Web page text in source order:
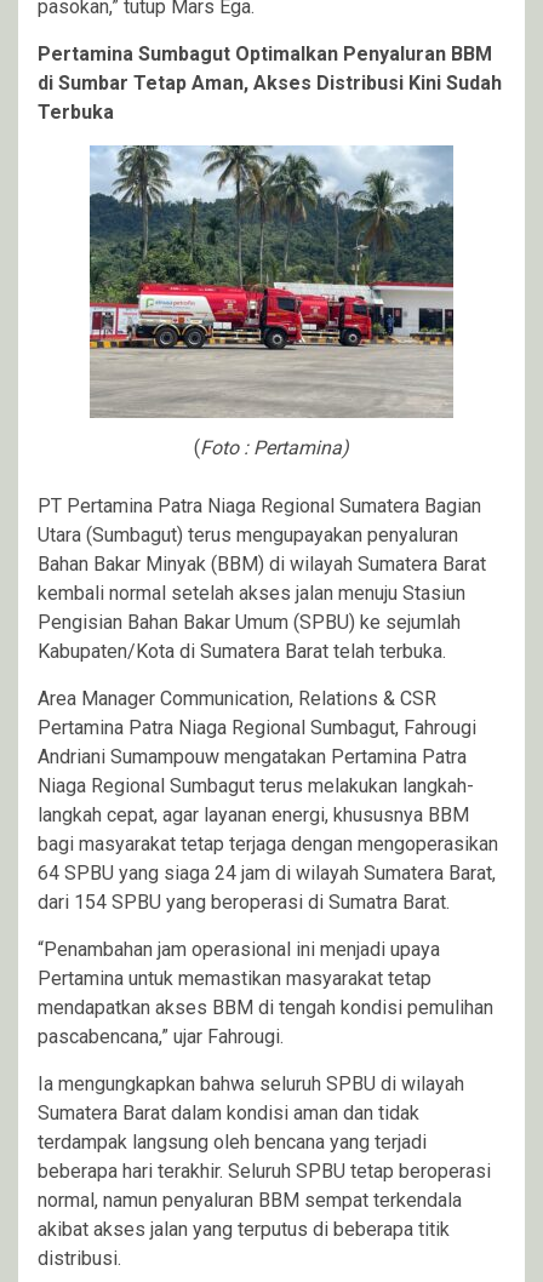
pasokan,” tutup Mars Ega.
Pertamina Sumbagut Optimalkan Penyaluran BBM
di Sumbar Tetap Aman, Akses Distribusi Kini Sudah
Terbuka
(Foto : Pertamina)
PT Pertamina Patra Niaga Regional Sumatera Bagian
Utara (Sumbagut) terus mengupayakan penyaluran
Bahan Bakar Minyak (BBM) di wilayah Sumatera Barat
kembali normal setelah akses jalan menuju Stasiun
Pengisian Bahan Bakar Umum (SPBU) ke sejumlah
Kabupaten/Kota di Sumatera Barat telah terbuka.
Area Manager Communication, Relations & CSR
Pertamina Patra Niaga Regional Sumbagut, Fahrougi
Andriani Sumampouw mengatakan Pertamina Patra
Niaga Regional Sumbagut terus melakukan langkah-
langkah cepat, agar layanan energi, khususnya BBM
bagi masyarakat tetap terjaga dengan mengoperasikan
64 SPBU yang siaga 24 jam di wilayah Sumatera Barat,
dari 154 SPBU yang beroperasi di Sumatra Barat.
“Penambahan jam operasional ini menjadi upaya
Pertamina untuk memastikan masyarakat tetap
mendapatkan akses BBM di tengah kondisi pemulihan
pascabencana,” ujar Fahrougi.
Ia mengungkapkan bahwa seluruh SPBU di wilayah
Sumatera Barat dalam kondisi aman dan tidak
terdampak langsung oleh bencana yang terjadi
beberapa hari terakhir. Seluruh SPBU tetap beroperasi
normal, namun penyaluran BBM sempat terkendala
akibat akses jalan yang terputus di beberapa titik
distribusi.